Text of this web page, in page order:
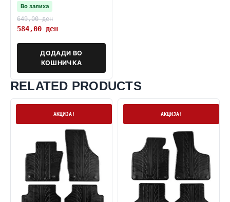
Во залиха
649,00ден
584,00 ден
ДОДАДИ ВО
КОШНИЧКА
RELATED PRODUCTS
АКЦИЈА! АКЦИЈА!